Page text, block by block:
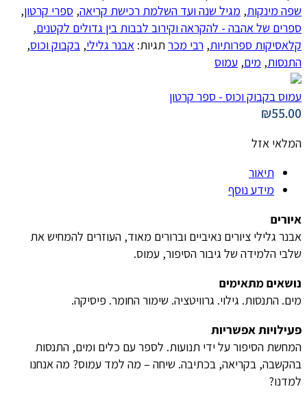
שפה מינקות, מגיל שנה ועד השלמת רכישת קריאה, ספרי קרטון,
ספרים של אהבה - להקראה וקירוב לבבות בין גדולים לקטנים,
קלאסיקות ספרותיות, רבי מכרתגיות: אבנר גלילי, בקבוק וכוס,
התנסות, מים, עמוס
עמוס בקבוק וכוס - ספר קרטון
₪55.00
המלאי אזל
תיאור
מידע נוסף
איורים
אבנר גלילי ציורים נאיביים וברורים מאוד, העוזרים להמחיש את
שלבי הלמידה של גיבור הסיפור, עמוס.
נושאים מתאימים
מים. התנסות. גילוי. גרוויטציה. שימור החומר. פיסיקה.
פעילויות אפשריות
המחשת הסיפור על ידי תנועות. לספר עם כלים ומים, התנסות
בהקשבה, בקריאה, בכתיבה. שיחה – מה למד עמוס? מה אנחנו
למדנו?